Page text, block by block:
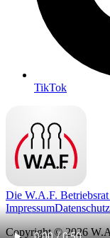
TikTok
Die W.A.F.
ImpressumDatenschutz
Copyright © 2026